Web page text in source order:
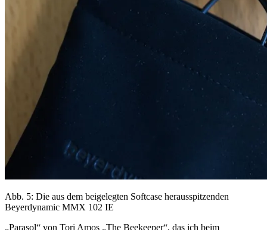
Abb. 5: Die aus dem beigelegten Softcase herausspitzenden
Beyerdynamic MMX 102 IE
„Parasol“ von Tori Amos „The Beekeeper“, das ich beim